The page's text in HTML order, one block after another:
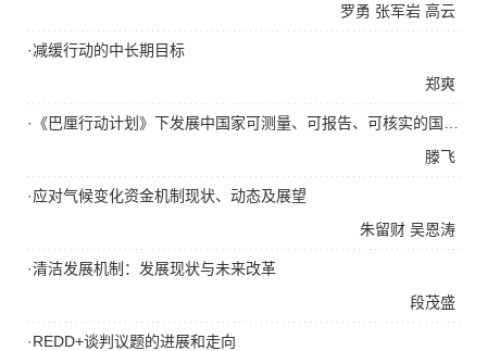
高云
张军岩
罗勇
郑爽
·减缓行动的中长期目标
滕飞
吴恩涛
朱留财
·应对气候变化资金机制现状、动态及展望
段茂盛
·清洁发展机制：发展现状与未来改革
·REDD+谈判议题的进展和走向